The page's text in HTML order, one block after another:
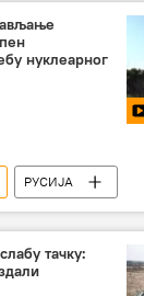
вежбе
нуклеарног
РУСИЈА
и наоружање
тачку: